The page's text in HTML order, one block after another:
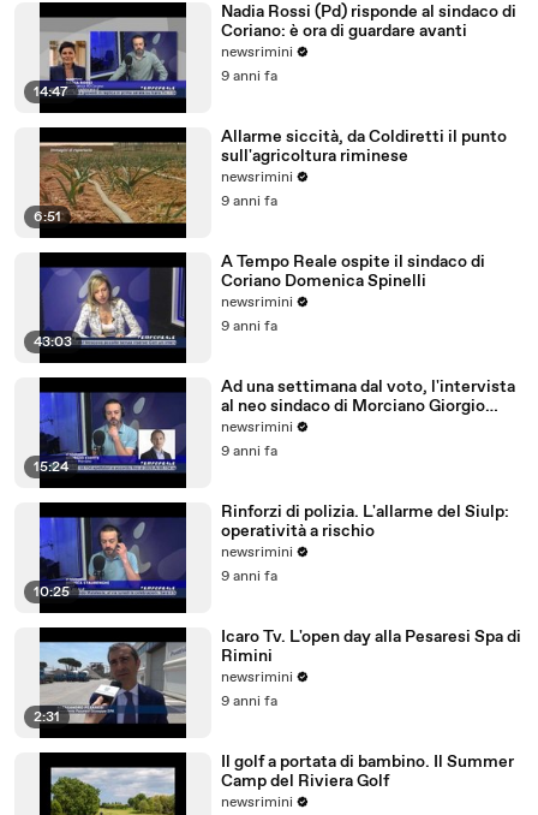
14:47
Nadia Rossi (Pd) risponde al sindaco di
Coriano: è ora di guardare avanti
newsrimini
9 anni fa
6:51
Allarme siccità, da Coldiretti il punto
sull'agricoltura riminese
newsrimini
9 anni fa
43:03
A Tempo Reale ospite il sindaco di
Coriano Domenica Spinelli
newsrimini
9 anni fa
15:24
Ad una settimana dal voto, l'intervista
al neo sindaco di Morciano Giorgio
Ciotti
newsrimini
9 anni fa
10:25
Rinforzi di polizia. L'allarme del Siulp:
operatività a rischio
newsrimini
9 anni fa
2:31
Icaro Tv. L'open day alla Pesaresi Spa di
Rimini
newsrimini
9 anni fa
Il golf a portata di bambino. Il Summer
Camp del Riviera Golf
newsrimini